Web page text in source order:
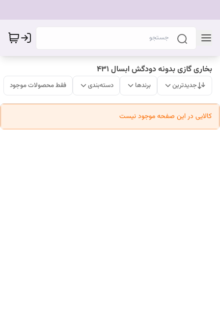
بخاری گازی بدونه دودگش ابسال ۴۳۱
جدیدترین برندها دسته‌بندی فقط محصولات موجود
کالایی در این صفحه موجود نیست